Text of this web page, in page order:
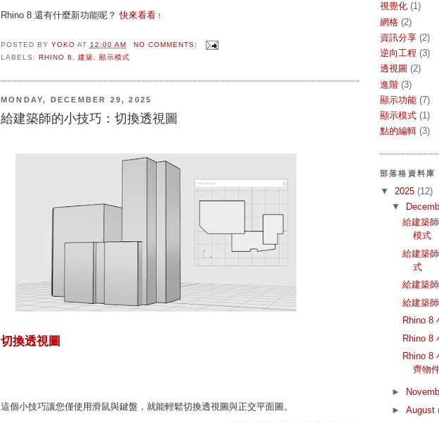
Rhino 8 還有什麼新功能呢？快來看看 ！
POSTED BY YOKO AT 12:00 AM
NO COMMENTS:
LABELS: RHINO 8 建築 顯示模式
MONDAY, DECEMBER 29, 2025
給建築師的小技巧：切換透視圖
切換透視圖
這個小技巧讓您僅使用滑鼠與鍵盤，就能輕鬆切換透視圖與正交平面圖。
視覺化 (1)
網格 (2)
資訊分享 (2)
逆向工程 (3)
透視圖 (2)
進階 (3)
顯示功能 (7)
顯示模式 (1)
點的編輯 (3)
部落格資料庫
▼ 2025 (12)
▼
給建築
模式
給建築
式
給建築
給建築
Rhino 8
Rhino 8
Rhino 8
齊物
►
► August